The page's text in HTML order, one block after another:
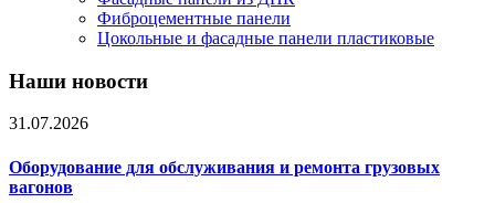
Фиброцементные панели
Цокольные и фасадные панели пластиковые
Наши новости
31.07.2026
Оборудование для обслуживания и ремонта грузовых
вагонов